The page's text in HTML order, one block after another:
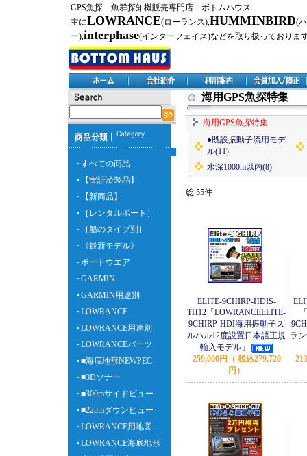
GPS魚探 魚群探知機販売専門店 ボトムハウス
主にLOWRANCE(ローランス),HUMMINBIRD(
ー),interphase(インターフェイス)などを取り扱っておりま
すべての商品
【実証済製品】
【新商品】
［レンタルボート］
［船のタイプ別］
《最新モデル》
ボートウエア
GARMIN
GARMIN用途別
LOWRANCE
LOWRANCE用途別
LOWRANCEパーツ
■海底地形NEWPEC
■3Dソナー
■300mサイドビュー
■225mダウンビュー
LOWRANCE用地図
LOWRANCE海底地形
海用GPS魚探特集
海用GPS魚探特集
●既設振動子流用モデ
ル(11)
水深1000m以内(8)
総 55件
ELITE-9CHIRP-HDIS-
TH12「LOWRANCEELITE-
9CHIRP-HDI海用振動子ス
ルハル12度設置日本語正規
輸入モデル」
259,000円（ 税込279,720
円）
ラ